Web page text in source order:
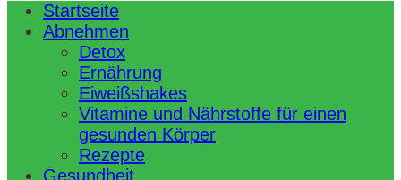
Startseite
Abnehmen
Detox
Ernährung
Eiweißshakes
Vitamine und Nährstoffe für einen
gesunden Körper
Rezepte
Gesundheit